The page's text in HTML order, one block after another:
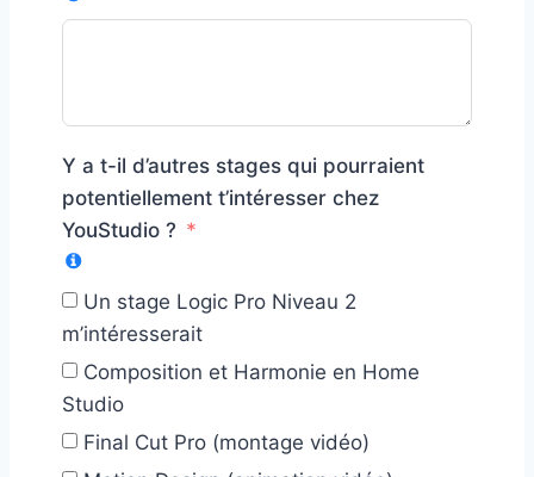
Y a t-il d’autres stages qui pourraient
potentiellement t’intéresser chez
YouStudio ?
Un stage Logic Pro Niveau 2
m’intéresserait
Composition et Harmonie en Home
Studio
Final Cut Pro (montage vidéo)